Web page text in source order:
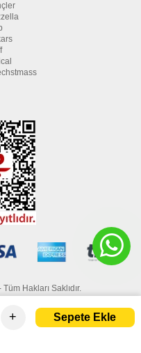
Hakları Saklıdır.
+